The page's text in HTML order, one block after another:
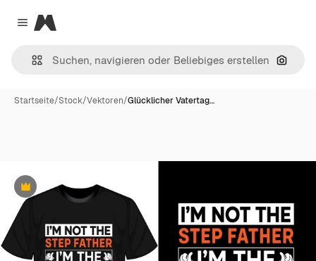
Close menu
Magnific
Nach
Startseite/Stock/Vektoren/Glücklicher Vatertag…
Premium